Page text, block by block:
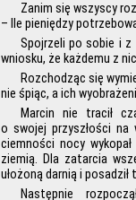
Zanim się wszyscy
– Ile pieniędzy
Spojrzeli po sobie i z
wniosku, że każdemu z
Rozchodząc się
nie śpiąc, a ich
Marcin nie tracił
o swojej przyszłości na
ciemności nocy
ziemią. Dla zatarcia
ułożoną darnią i posadził
Następnie